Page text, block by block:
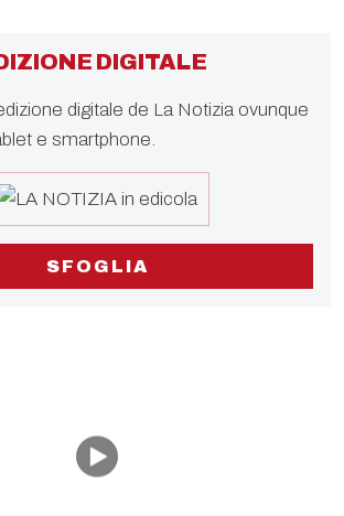
DIGITALE
digitale de La Notizia ovunque
e smartphone.
SFOGLIA